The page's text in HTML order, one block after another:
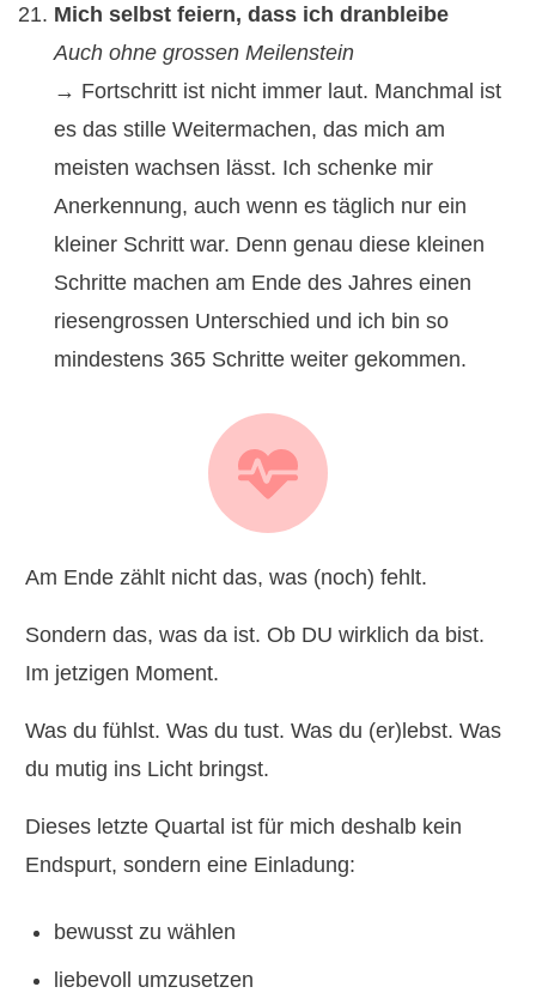
Mich selbst feiern, dass ich dranbleibe
Auch ohne grossen Meilenstein
→ Fortschritt ist nicht immer laut. Manchmal ist
es das stille Weitermachen, das mich am
meisten wachsen lässt. Ich schenke mir
Anerkennung, auch wenn es täglich nur ein
kleiner Schritt war. Denn genau diese kleinen
Schritte machen am Ende des Jahres einen
riesengrossen Unterschied und ich bin so
mindestens 365 Schritte weiter gekommen.
Am Ende zählt nicht das, was (noch) fehlt.
Sondern das, was da ist. Ob DU wirklich da bist.
Im jetzigen Moment.
Was du fühlst. Was du tust. Was du (er)lebst. Was
du mutig ins Licht bringst.
Dieses letzte Quartal ist für mich deshalb kein
Endspurt, sondern eine Einladung:
bewusst zu wählen
liebevoll umzusetzen